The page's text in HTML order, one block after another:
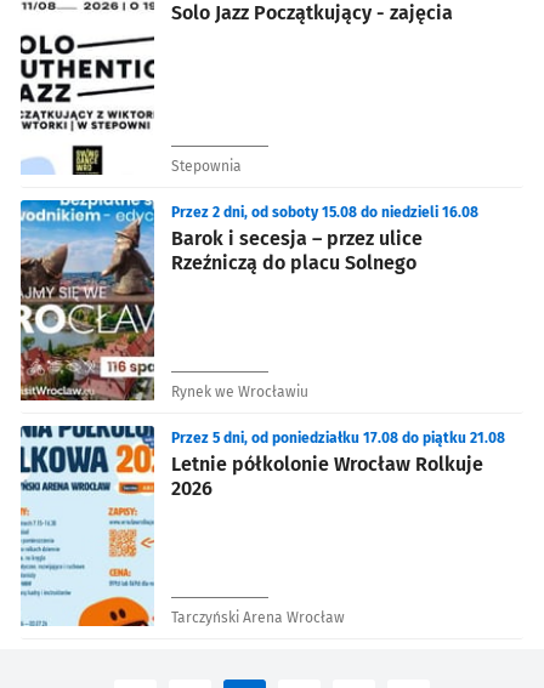
Solo Jazz Początkujący - zajęcia
Stepownia
Barok i secesja – przez ulice
Rzeźniczą do placu Solnego
Przez 2 dni, od soboty 15.08 do niedzieli 16.08
Rynek we Wrocławiu
Letnie półkolonie Wrocław Rolkuje
2026
Przez 5 dni, od poniedziałku 17.08 do piątku 21.08
Tarczyński Arena Wrocław